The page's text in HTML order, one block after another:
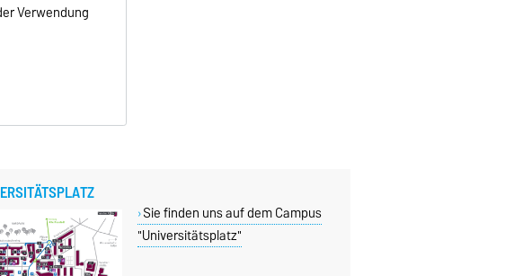
Verwendung
Sie finden uns auf dem Campus
"Universitätsplatz"